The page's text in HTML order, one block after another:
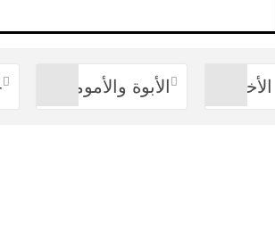
الأبوة والأمومة